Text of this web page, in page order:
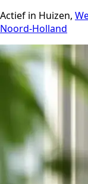
Actief in Huizen,
Noord-Holland